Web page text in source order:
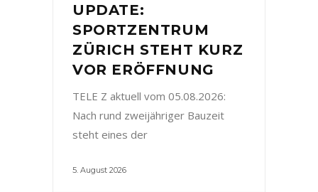
UPDATE:
SPORTZENTRUM
ZÜRICH STEHT KURZ
VOR ERÖFFNUNG
TELE Z aktuell vom 05.08.2026:
Nach rund zweijähriger Bauzeit
steht eines der
5. August 2026